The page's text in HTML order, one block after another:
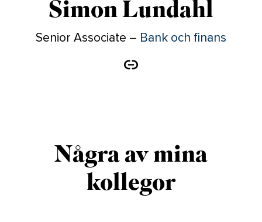
Simon Lundahl
Senior Associate – Bank och finans
Några av mina
kollegor